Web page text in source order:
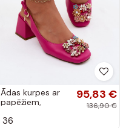
Ādas kurpes ar
papēžiem,
ziedu motīviem
95,83 €
136,90 €
36